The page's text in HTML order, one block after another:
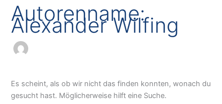
Autorenname:
Alexander Wilfing
Es scheint, als ob wir nicht das finden konnten, wonach du
gesucht hast. Möglicherweise hilft eine Suche.